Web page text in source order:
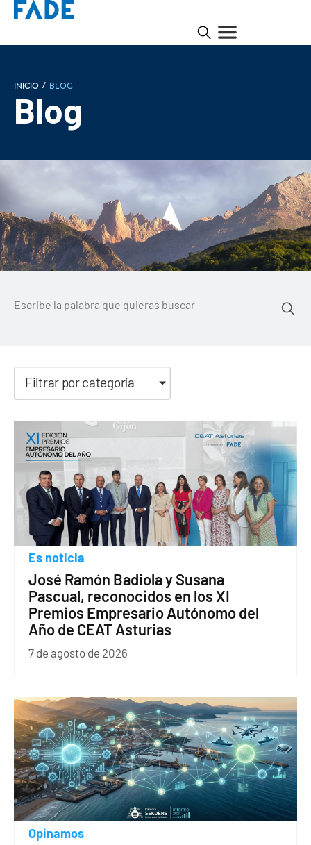
INICIO / Blog
Blog
Filtrar por categoría
Es noticia
José Ramón Badiola y Susana
Pascual, reconocidos en los XI
Premios Empresario Autónomo del
Año de CEAT Asturias
7 de agosto de 2026
Opinamos